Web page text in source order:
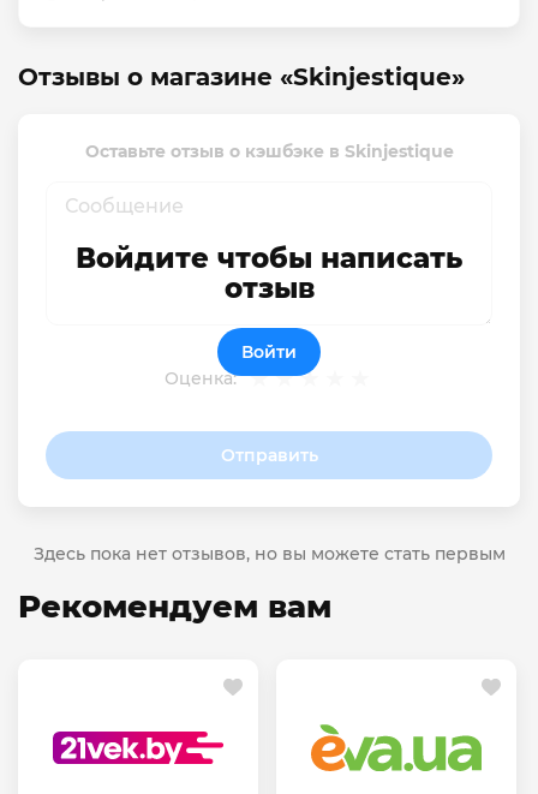
Отзывы о магазине «Skinjestique»
Оставьте отзыв о кэшбэке в Skinjestique
Оценка:
Отправить
Войдите чтобы написать
отзыв
Войти
Здесь пока нет отзывов, но вы можете стать первым
Рекомендуем вам